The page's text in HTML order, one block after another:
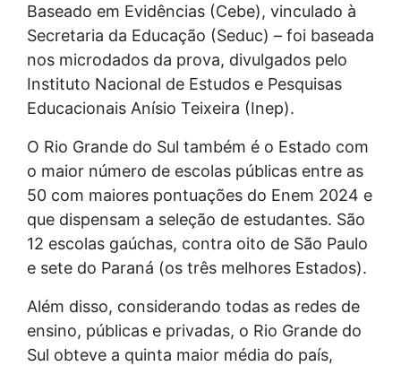
Baseado em Evidências (Cebe), vinculado à
Secretaria da Educação (Seduc) – foi baseada
nos microdados da prova, divulgados pelo
Instituto Nacional de Estudos e Pesquisas
Educacionais Anísio Teixeira (Inep).
O Rio Grande do Sul também é o Estado com
o maior número de escolas públicas entre as
50 com maiores pontuações do Enem 2024 e
que dispensam a seleção de estudantes. São
12 escolas gaúchas, contra oito de São Paulo
e sete do Paraná (os três melhores Estados).
Além disso, considerando todas as redes de
ensino, públicas e privadas, o Rio Grande do
Sul obteve a quinta maior média do país,